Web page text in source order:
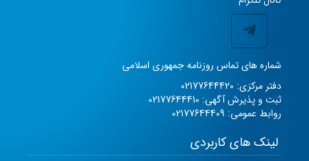
شماره های تماس روزنامه جمهوری اسلامی
دفتر مرکزی: 02177644420
ثبت و پذیرش آگهی: 02177644410
روابط عمومی: 02177644409
لینک های کاربردی